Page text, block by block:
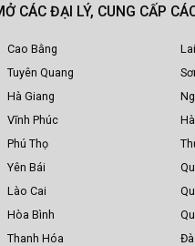
CÁC ĐẠI LÝ, CUNG CẤP
Cao Bằng
Tuyên Quang
Hà Giang
Vĩnh Phúc
Phú Thọ
Yên Bái
Lào Cai
Hòa Bình
Thanh Hóa